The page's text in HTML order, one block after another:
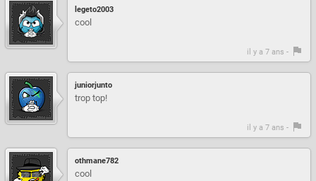
legeto2003
cool
il y a 7 ans -
juniorjunto
trop top!
il y a 7 ans -
othmane782
cool